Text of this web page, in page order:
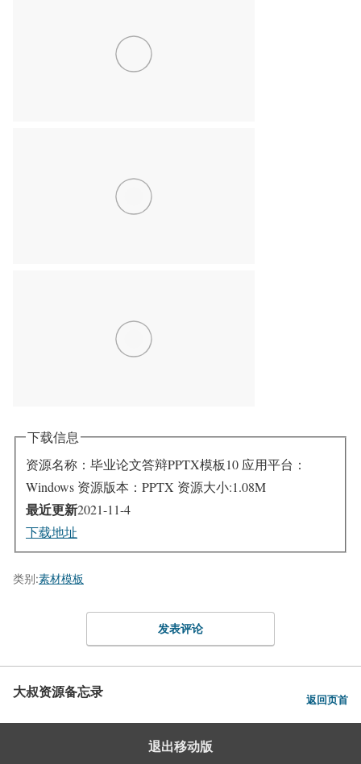
下载信息
资源名称：毕业论文答辩PPTX模板10 应用平台：
Windows 资源版本：PPTX 资源大小:1.08M
最近更新2021-11-4
下载地址
类别:素材模板
发表评论
大叔资源备忘录 返回页首
退出移动版